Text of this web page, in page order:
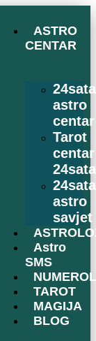
ASTRO
CENTAR
24sata
astro
centar
Tarot
centar
24sata
24sata
astro
savjet
Astro
SMS
TAROT
MAGIJA
BLOG